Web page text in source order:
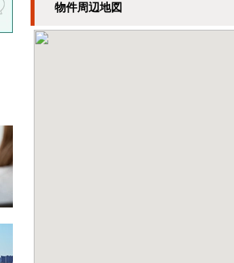
物件周辺地図